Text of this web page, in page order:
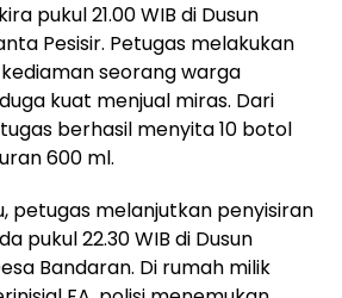
pukul 21.00 WIB di Dusun
Pesisir. Petugas melakukan
seorang warga
kuat menjual miras. Dari
berhasil menyita 10 botol
600 ml.
petugas melanjutkan penyisiran
pukul 22.30 WIB di Dusun
Bandaran. Di rumah milik